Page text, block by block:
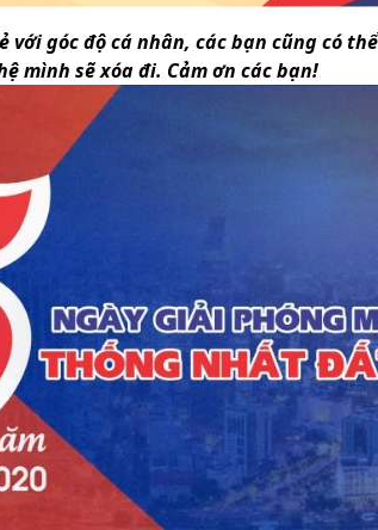
góc độ cá nhân, các bạn cũng có
mình sẽ xóa đi. Cảm ơn các bạn!